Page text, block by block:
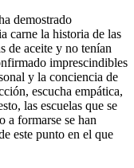
demostrado
carne la historia de las
de aceite y no tenían
imprescindibles
y la conciencia de
escucha empática,
las escuelas que se
a formarse se han
este punto en el que